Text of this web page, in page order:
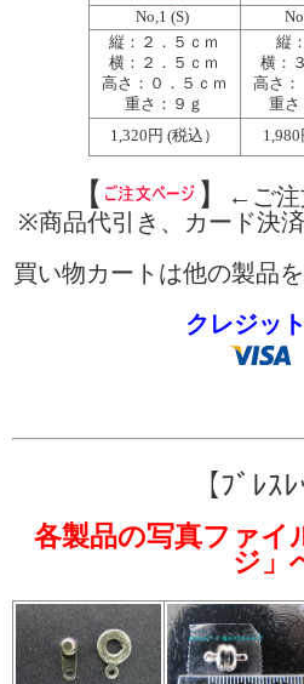
No,1 (S)
縦：２．５ｃｍ
横：２．５ｃｍ
高さ：０．５ｃｍ
重さ：９ｇ
縦
横：
高さ：
重さ
1,320円 (税込）
【 】
←ご注
※商品代引き、カード決
買い物カートは他の製品
クレジッ
【ﾌﾞﾚ
各製品の写真ファイ
ジ」